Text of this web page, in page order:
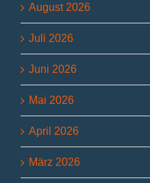
August 2026
Juli 2026
Juni 2026
Mai 2026
April 2026
März 2026